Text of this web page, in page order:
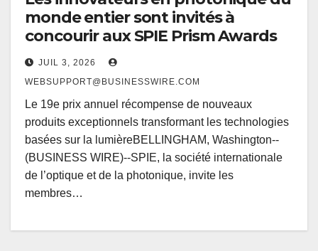
monde entier sont invités à
concourir aux SPIE Prism Awards
JUIL 3, 2026
WEBSUPPORT@BUSINESSWIRE.COM
Le 19e prix annuel récompense de nouveaux
produits exceptionnels transformant les technologies
basées sur la lumièreBELLINGHAM, Washington--
(BUSINESS WIRE)--SPIE, la société internationale
de l’optique et de la photonique, invite les
membres…